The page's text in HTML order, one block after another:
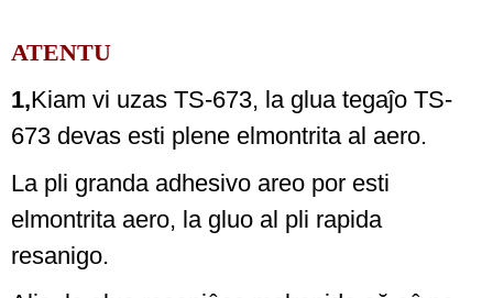
ATENTU
1,Kiam vi uzas TS-673, la glua tegaĵo TS-
673 devas esti plene elmontrita al aero.
La pli granda adhesivo areo por esti
elmontrita aero, la gluo al pli rapida
resanigo.